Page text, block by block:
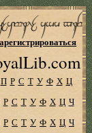
П Р С Т У Ф Х Ц
Р С Т У Ф Х Ц Ч
Р С Т У Ф Х Ц Ч